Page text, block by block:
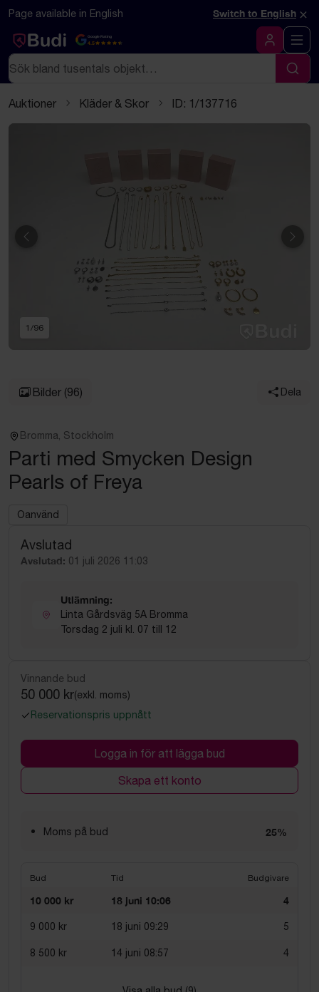
Hoppa till innehåll
Textbaserad (markdown) version av denna sida
Page available in English Switch to English ×
Google Rating
4.5
Logga in
Sök
Sök
Auktioner Kläder & Skor ID: 1/137716
Föregående
1 /96
Bilder (96) Dela
Bromma, Stockholm
Parti med Smycken Design
Pearls of Freya
Oanvänd
Avslutad
Avslutad: 01 juli 2026 11:03
Utlämning:
Linta Gårdsväg 5A Bromma
Torsdag 2 juli kl. 07 till 12
Vinnande bud
50 000 kr(exkl. moms)
Reservationspris uppnått
Logga in för att lägga bud
Skapa ett konto
Moms på bud 25%
Bud Tid Budgivare
10 000 kr 18 juni 10:06 4
9 000 kr 18 juni 09:29 5
8 500 kr 14 juni 08:57 4